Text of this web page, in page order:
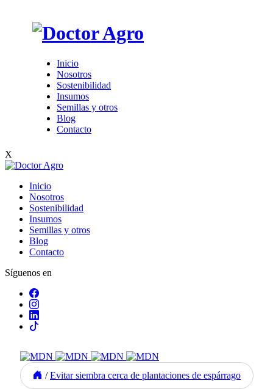
Inicio
Nosotros
Sostenibilidad
Insumos
Semillas y otros
Blog
Contacto
X
Inicio
Nosotros
Sostenibilidad
Insumos
Semillas y otros
Blog
Contacto
Síguenos en
/ Evitar siembra cerca de plantaciones de espárrago